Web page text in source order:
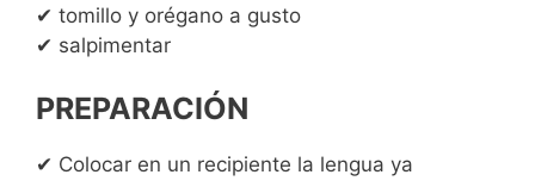
✔ tomillo y orégano a gusto
✔ salpimentar
PREPARACIÓN
✔ Colocar en un recipiente la lengua ya